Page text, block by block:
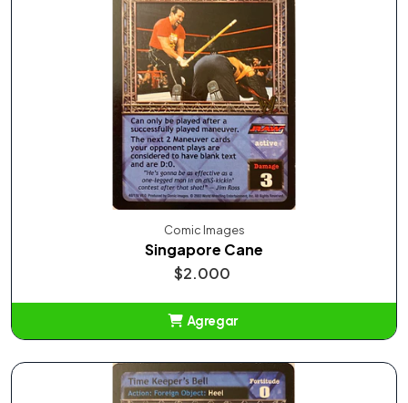
Comic Images
Singapore Cane
$2.000
Agregar